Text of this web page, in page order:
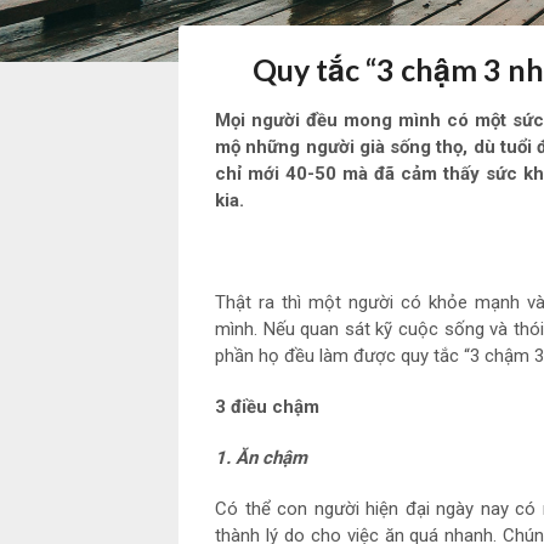
Quy tắc “3 chậm 3
Mọi người đều mong mình có một
mộ những người già sống thọ, dù tuổi
chỉ mới 40-50 mà đã cảm thấy sức
kia.
Thật ra thì một người có khỏe mạnh
mình. Nếu quan sát kỹ cuộc sống và
phần họ đều làm được quy tắc “3 chậm
3 điều chậm
1. Ăn chậm
Có thể con người hiện đại ngày nay
thành lý do cho việc ăn quá nhanh.